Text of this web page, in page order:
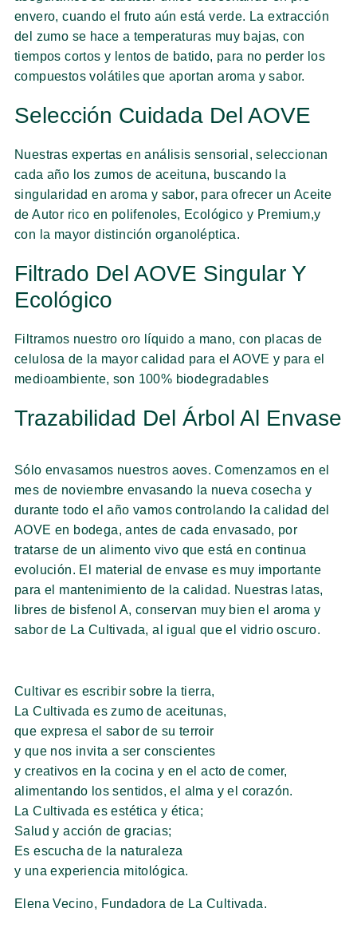
envero, cuando el fruto aún está verde. La extracción
del zumo se hace a temperaturas muy bajas, con
tiempos cortos y lentos de batido, para no perder los
compuestos volátiles que aportan aroma y sabor.
Selección Cuidada Del AOVE
Nuestras expertas en análisis sensorial, seleccionan
cada año los zumos de aceituna, buscando la
singularidad en aroma y sabor, para ofrecer un Aceite
de Autor rico en polifenoles, Ecológico y Premium,y
con la mayor distinción organoléptica.
Filtrado Del AOVE Singular Y
Ecológico
Filtramos nuestro oro líquido a mano, con placas de
celulosa de la mayor calidad para el AOVE y para el
medioambiente, son 100% biodegradables
Trazabilidad Del Árbol Al Envase
Sólo envasamos nuestros aoves. Comenzamos en el
mes de noviembre envasando la nueva cosecha y
durante todo el año vamos controlando la calidad del
AOVE en bodega, antes de cada envasado, por
tratarse de un alimento vivo que está en continua
evolución. El material de envase es muy importante
para el mantenimiento de la calidad. Nuestras latas,
libres de bisfenol A, conservan muy bien el aroma y
sabor de La Cultivada, al igual que el vidrio oscuro.
Cultivar es escribir sobre la tierra,
La Cultivada es zumo de aceitunas,
que expresa el sabor de su terroir
y que nos invita a ser conscientes
y creativos en la cocina y en el acto de comer,
alimentando los sentidos, el alma y el corazón.
La Cultivada es estética y ética;
Salud y acción de gracias;
Es escucha de la naturaleza
y una experiencia mitológica.
Elena Vecino, Fundadora de La Cultivada.